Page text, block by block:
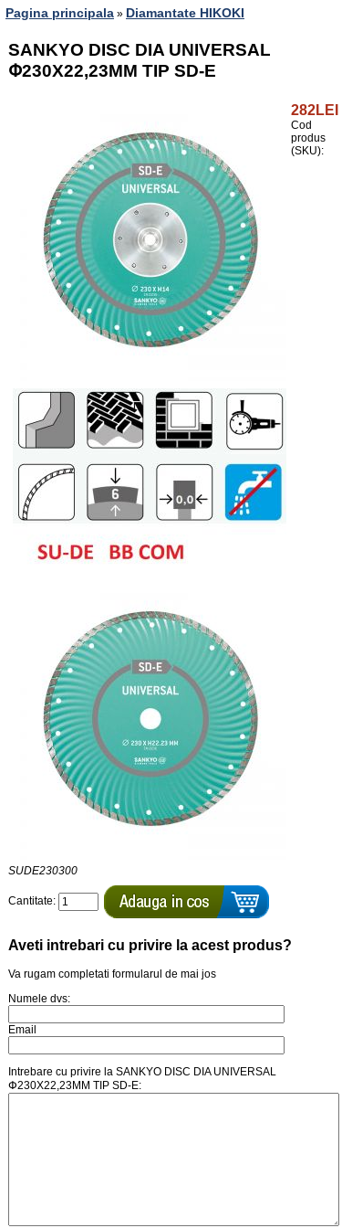
Pagina principala » Diamantate HIKOKI
SANKYO DISC DIA UNIVERSAL
Փ230X22,23MM TIP SD-E
282LEI
Cod
produs
(SKU):
SUDE230300
Cantitate:
Aveti intrebari cu privire la acest produs?
Va rugam completati formularul de mai jos
Numele dvs:
Email
Intrebare cu privire la SANKYO DISC DIA UNIVERSAL
Փ230X22,23MM TIP SD-E: